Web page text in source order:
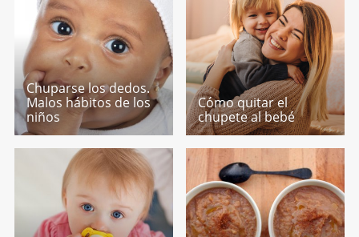
Chuparse los dedos.
Malos hábitos de los
niños
Cómo quitar el
chupete al bebé